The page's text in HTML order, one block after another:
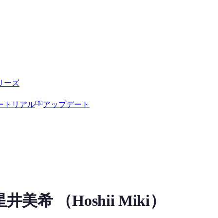
ーズ
トリアルmenu_bookアップデート
、モデル詳細、ダウンロード情報をMiaoYinで確認できます
井美希 （Hoshii Miki）